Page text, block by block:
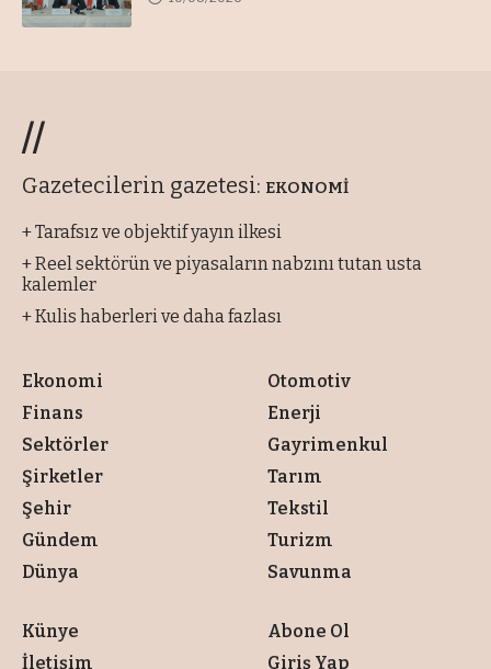
//
Gazetecilerin gazetesi: EKONOMİ
+ Tarafsız ve objektif yayın ilkesi
+ Reel sektörün ve piyasaların nabzını tutan usta
kalemler
+ Kulis haberleri ve daha fazlası
Ekonomi
Finans
Sektörler
Şirketler
Şehir
Gündem
Dünya
Otomotiv
Enerji
Gayrimenkul
Tarım
Tekstil
Turizm
Savunma
Künye
İletişim
Abone Ol
Giriş Yap